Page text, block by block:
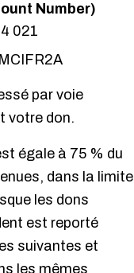
Number)
021
par voie
votre don.
égale à 75 % du
dans la limite
les dons
est reporté
suivantes et
les mêmes